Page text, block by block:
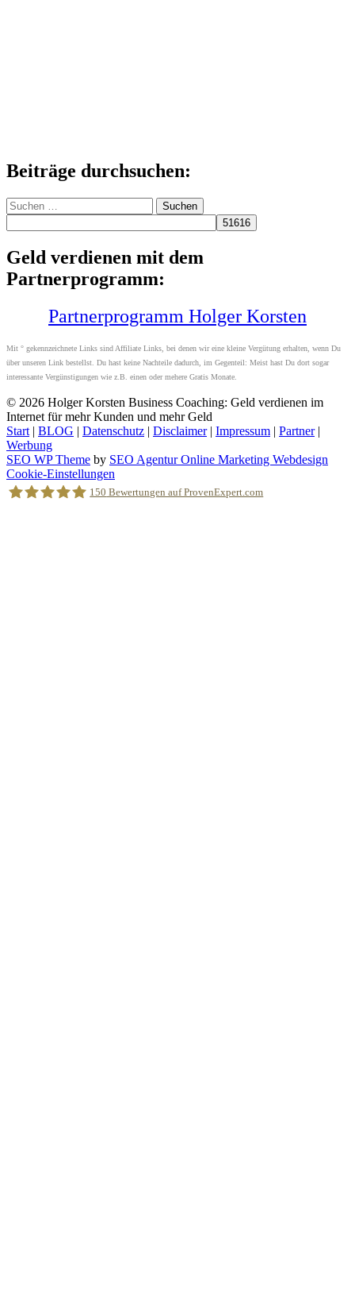
Beiträge durchsuchen:
Suchen
nach:
Geld verdienen mit dem
Partnerprogramm:
Partnerprogramm Holger Korsten
Mit ° gekennzeichnete Links sind Affiliate Links, bei denen wir eine kleine Vergütung erhalten, wenn Du
über unseren Link bestellst. Du hast keine Nachteile dadurch, im Gegenteil: Meist hast Du dort sogar
interessante Vergünstigungen wie z.B. einen oder mehere Gratis Monate.
© 2026 Holger Korsten Business Coaching: Geld verdienen im
Internet für mehr Kunden und mehr Geld
Start | BLOG | Datenschutz | Disclaimer| Impressum | Partner|
Werbung
SEO WP Theme by SEO Agentur Online Marketing Webdesign
Nach
oben
scrollen
Cookie-Einstellungen
150 Bewertungen auf ProvenExpert.com